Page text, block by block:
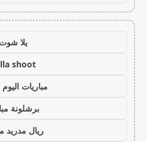
يلا شوت
shoot
مباريات
برشلونة
ريال مدريد